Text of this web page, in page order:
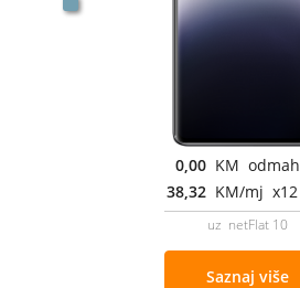
0,00 KM odmah
38,32 KM/mj x12
uz netFlat 10
Saznaj više